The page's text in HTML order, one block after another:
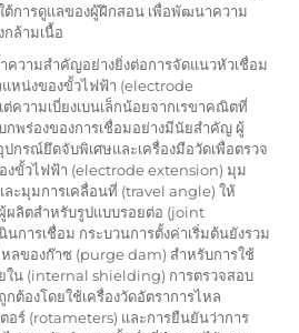
ต้การดูแลของผู้ฝึกสอน เพื่อพัฒนาความ
ล้ามเนื้อ
ความสำคัญอย่างยิ่งต่อการจัดแนวหัวเชื่อม
หน่งของขั้วไฟฟ้า (electrode
ความเบี่ยงเบนเล็กน้อยจากเรขาคณิตที่
กพร่องของการเชื่อมอย่างมีนัยสำคัญ ผู้
กรณ์ยึดจับพิเศษและเครื่องมือวัดเพื่อตรวจ
งขั้วไฟฟ้า (electrode extension) มุม
ะมุมการเคลื่อนที่ (travel angle) ให้
ลิตสำหรับรูปแบบรอยต่อ (joint
การเชื่อม กระบวนการตั้งค่าเริ่มต้นยังรวม
ลของก๊าซ (purge dam) สำหรับการใช้
ใน (internal shielding) การตรวจสอบ
ต้องโดยใช้เครื่องวัดอัตราการไหล
อร์ (rotameters) และการยืนยันว่าการ